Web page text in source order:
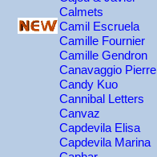
Calmets
Camil Escruela
Camille Fournier
Camille Gendron
Canavaggio Pierre
Candy Kuo
Cannibal Letters
Canvaz
Capdevila Elisa
Capdevila Marina